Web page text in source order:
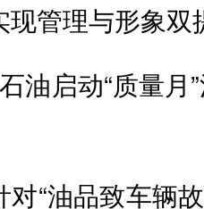
管理与形象双
“油品致车辆